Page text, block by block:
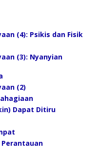
(4): Psikis dan Fisik
(3): Nyanyian
(2)
Dapat Ditiru